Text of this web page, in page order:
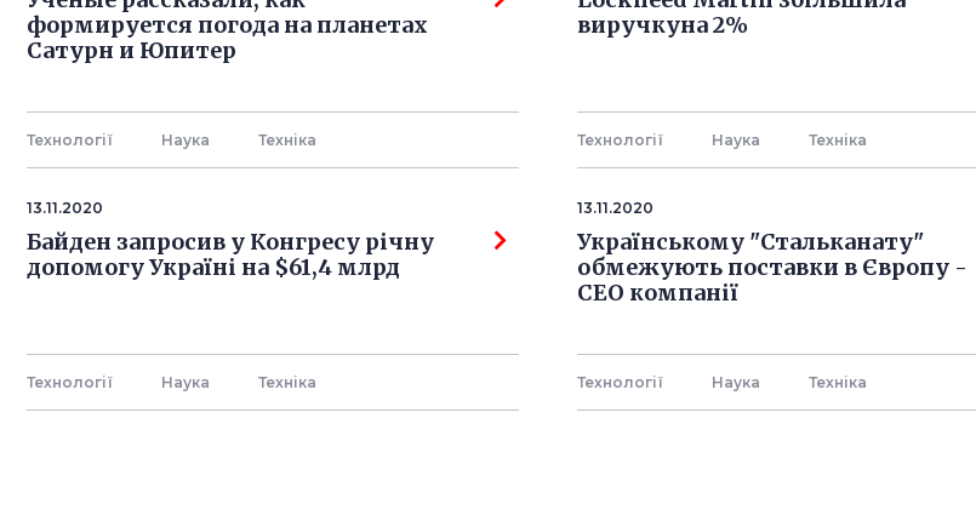
формируется погода на планетах
Сатурн и Юпитер
Технології Наука Технiка
виручкуна 2%
Технології Наука Технiка
13.11.2020
Байден запросив у Конгресу річну
допомогу Україні на $61,4 млрд
Технології Наука Технiка
13.11.2020
Українському "Стальканату"
обмежують поставки в Європу -
СЕО компанії
Технології Наука Технiка